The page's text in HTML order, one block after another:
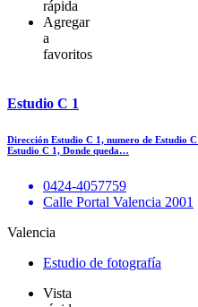
rápida
Agregar
a
favoritos
Estudio C 1
Dirección Estudio C 1, numero de Estudio
Estudio C 1, Donde queda…
0424-4057759
Calle Portal Valencia 2001
Valencia
Estudio de fotografía
Vista